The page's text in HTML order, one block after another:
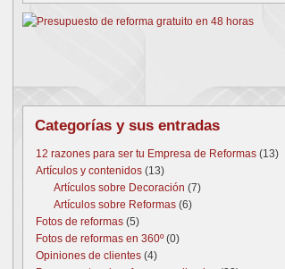
Categorías y sus entradas
12 razones para ser tu Empresa de Reformas (13)
Artículos y contenidos (13)
Artículos sobre Decoración (7)
Artículos sobre Reformas (6)
Fotos de reformas (5)
Fotos de reformas en 360º(0)
Opiniones de clientes (4)